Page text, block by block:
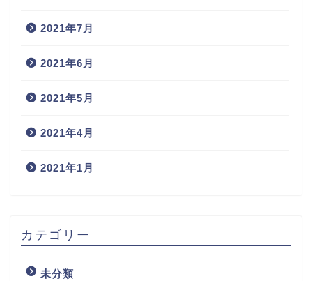
2021年7月
2021年6月
2021年5月
2021年4月
2021年1月
カテゴリー
未分類